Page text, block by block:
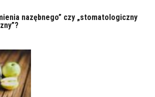
nazębnego” czy „stomatologiczny